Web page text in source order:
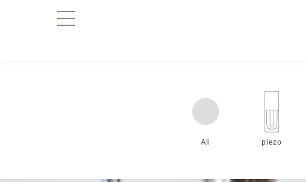
All piezo